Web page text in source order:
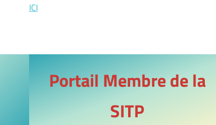
ICI
PortailMembre de la
SITP